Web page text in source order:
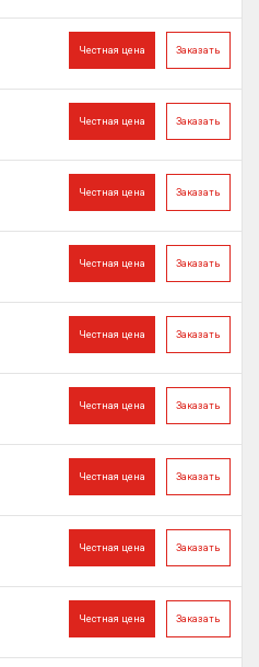
Заказать
Честная цена
Заказать
Честная цена
Заказать
Честная цена
Заказать
Честная цена
Заказать
Честная цена
Заказать
Честная цена
Заказать
Честная цена
Заказать
Честная цена
Заказать
Честная цена